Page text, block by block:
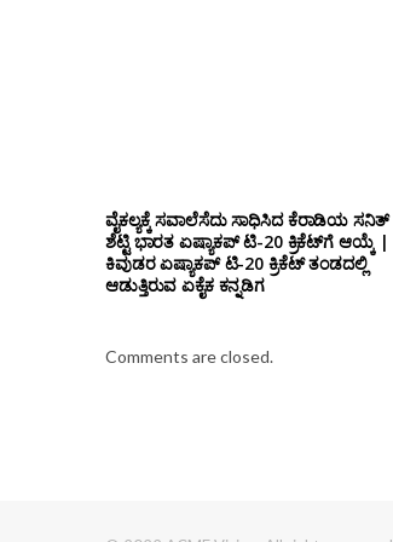
ವೈಕಲ್ಯಕ್ಕೆ ಸವಾಲೆಸೆದು ಸಾಧಿಸಿದ ಕೆರಾಡಿಯ ಸನಿತ್
ಶೆಟ್ಟಿ ಭಾರತ ಏಷ್ಯಾಕಪ್ ಟಿ-20 ಕ್ರಿಕೆಟ್‌ಗೆ ಆಯ್ಕೆ |
ಕಿವುಡರ ಏಷ್ಯಾಕಪ್ ಟಿ-20 ಕ್ರಿಕೆಟ್ ತಂಡದಲ್ಲಿ
ಆಡುತ್ತಿರುವ ಏಕೈಕ ಕನ್ನಡಿಗ
Comments are closed.